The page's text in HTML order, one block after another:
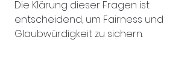
Die Klärung dieser Fragen ist
entscheidend, um Fairness und
Glaubwürdigkeit zu sichern.